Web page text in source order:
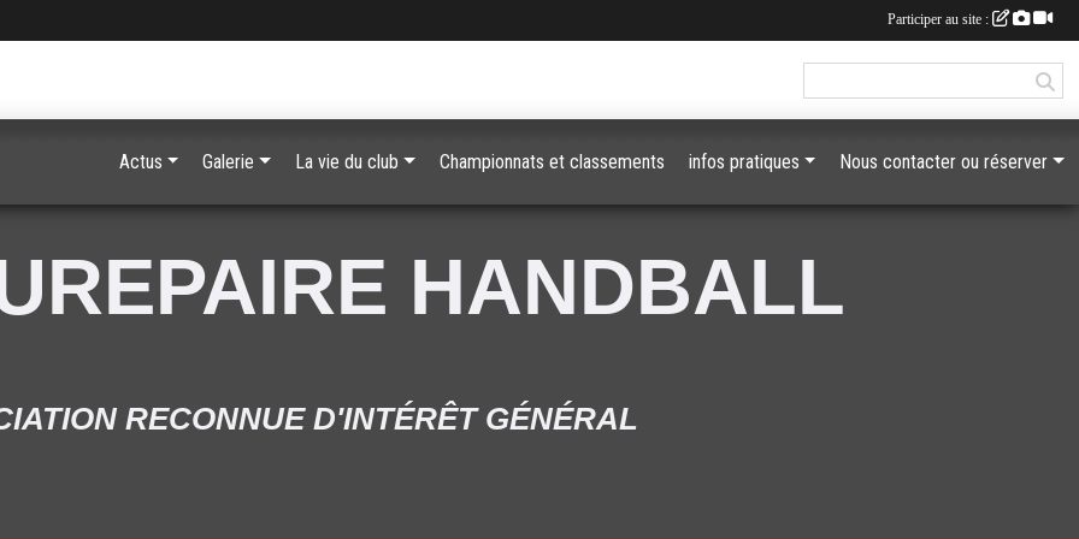
HANDBALL
RECONNUE D'INTÉRÊT GÉNÉRAL
Actus Galerie La vie du club Championnats et classements infos pratiques Nous contacter ou réserver
Participer au site :